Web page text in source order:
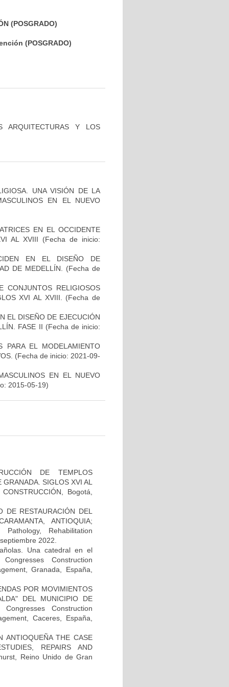
(POSGRADO)
(POSGRADO)
ARQUITECTURAS Y LOS
UNA VISIÓN DE LA
EN EL NUEVO
EN EL OCCIDENTE
AL XVIII (Fecha de inicio:
EN EL DISEÑO DE
DE MEDELLÍN.
(Fecha de
CONJUNTOS RELIGIOSOS
XVI AL XVIII.
(Fecha de
EL DISEÑO DE EJECUCIÓN
FASE II (Fecha de inicio:
PARA EL MODELAMIENTO
(Fecha de inicio: 2021-09-
EN EL NUEVO
2015-05-19)
DE TEMPLOS
SIGLOS XVI AL
Bogotá,
RESTAURACIÓN DEL
ANTIOQUIA;
Pathology, Rehabilitation
2022.
Una catedral en el
Construction
Granada, España,
POR MOVIMIENTOS
DEL MUNICIPIO DE
Construction
Caceres, España,
ANTIOQUEÑA THE CASE
REPAIRS AND
Reino Unido de Gran